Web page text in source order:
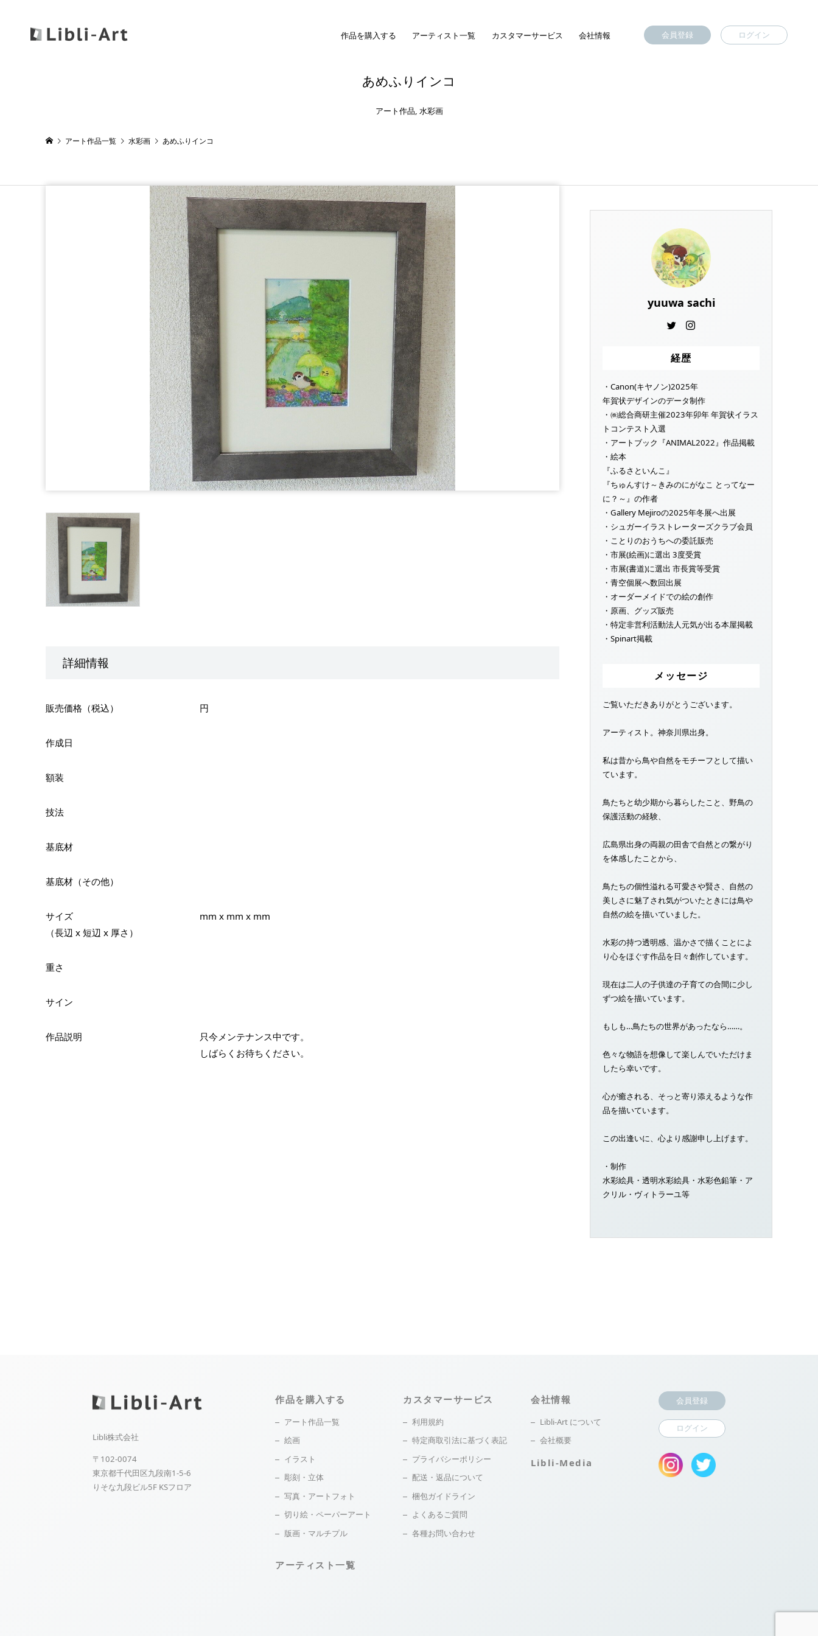
作品を購入する アーティスト一覧 カスタマーサービス 会社情報 会員登録 ログイン
あめふりインコ
アート作品, 水彩画
アート作品一覧 水彩画 あめふりインコ
詳細情報
販売価格（税込） 円
作成日
額装
技法
基底材
基底材（その他）
サイズ
（長辺 x 短辺 x 厚さ）
mm x mm x mm
重さ
サイン
作品説明
只今メンテナンス中です。
しばらくお待ちください。
yuuwa sachi
経歴
・Canon(キヤノン)2025年
年賀状デザインのデータ制作
・㈱総合商研主催2023年卯年 年賀状イラス
トコンテスト入選
・アートブック『ANIMAL2022』作品掲載
・絵本
『ふるさといんこ』
『ちゅんすけ～きみのにがなこ とってなー
に？～』の作者
・Gallery Mejiroの2025年冬展へ出展
・シュガーイラストレーターズクラブ会員
・ことりのおうちへの委託販売
・市展(絵画)に選出 3度受賞
・市展(書道)に選出 市長賞等受賞
・青空個展へ数回出展
・オーダーメイドでの絵の創作
・原画、グッズ販売
・特定非営利活動法人元気が出る本屋掲載
・Spinart掲載
メッセージ
ご覧いただきありがとうございます。
アーティスト。神奈川県出身。
私は昔から鳥や自然をモチーフとして描い
ています。
鳥たちと幼少期から暮らしたこと、野鳥の
保護活動の経験、
広島県出身の両親の田舎で自然との繋がり
を体感したことから、
鳥たちの個性溢れる可愛さや賢さ、自然の
美しさに魅了され気がついたときには鳥や
自然の絵を描いていました。
水彩の持つ透明感、温かさで描くことによ
り心をほぐす作品を日々創作しています。
現在は二人の子供達の子育ての合間に少し
ずつ絵を描いています。
もしも…鳥たちの世界があったなら……。
色々な物語を想像して楽しんでいただけま
したら幸いです。
心が癒される、そっと寄り添えるような作
品を描いています。
この出逢いに、心より感謝申し上げます。
・制作
水彩絵具・透明水彩絵具・水彩色鉛筆・ア
クリル・ヴィトラーユ等
Libli株式会社
〒102-0074
東京都千代田区九段南1-5-6
りそな九段ビル5F KSフロア
作品を購入する
アート作品一覧
絵画
イラスト
彫刻・立体
写真・アートフォト
切り絵・ペーパーアート
版画・マルチプル
アーティスト一覧
カスタマーサービス
利用規約
特定商取引法に基づく表記
プライバシーポリシー
配送・返品について
梱包ガイドライン
よくあるご質問
各種お問い合わせ
会社情報
Libli-Art について
会社概要
Libli-Media
会員登録
ログイン